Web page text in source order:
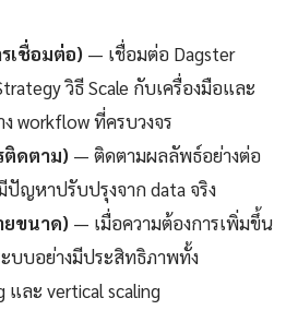
เชื่อมต่อ) — เชื่อมต่อ Dagster
วิธี Scale กับเครื่องมือและ
workflow ที่ครบวงจร
ติดตาม) — ติดตามผลลัพธ์อย่างต่อ
ปัญหาปรับปรุงจาก data จริง
ยขนาด) — เมื่อความต้องการเพิ่มขึ้น
บบอย่างมีประสิทธิภาพทั้ง
และ vertical scaling